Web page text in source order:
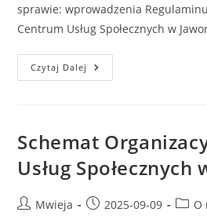
sprawie: wprowadzenia
Centrum Usług Społecznych w
Czytaj Dalej
Schemat
Usług Społecznych
Mwieja 2025-09-09 O